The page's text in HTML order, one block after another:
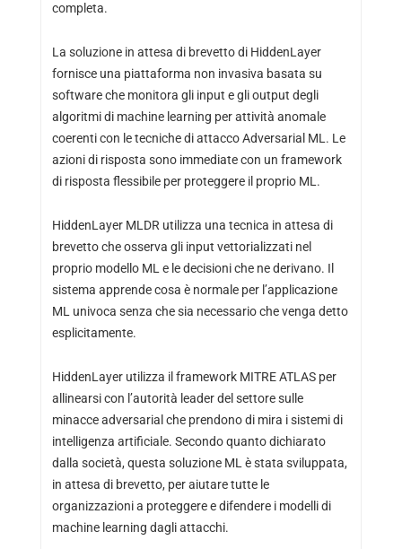
completa.
La soluzione in attesa di brevetto di HiddenLayer
fornisce una piattaforma non invasiva basata su
software che monitora gli input e gli output degli
algoritmi di machine learning per attività anomale
coerenti con le tecniche di attacco Adversarial ML. Le
azioni di risposta sono immediate con un framework
di risposta flessibile per proteggere il proprio ML.
HiddenLayer MLDR utilizza una tecnica in attesa di
brevetto che osserva gli input vettorializzati nel
proprio modello ML e le decisioni che ne derivano. Il
sistema apprende cosa è normale per l’applicazione
ML univoca senza che sia necessario che venga detto
esplicitamente.
HiddenLayer utilizza il framework MITRE ATLAS per
allinearsi con l’autorità leader del settore sulle
minacce adversarial che prendono di mira i sistemi di
intelligenza artificiale. Secondo quanto dichiarato
dalla società, questa soluzione ML è stata sviluppata,
in attesa di brevetto, per aiutare tutte le
organizzazioni a proteggere e difendere i modelli di
machine learning dagli attacchi.